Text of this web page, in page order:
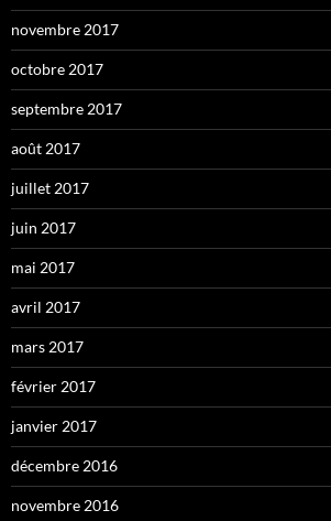
novembre 2017
octobre 2017
septembre 2017
août 2017
juillet 2017
juin 2017
mai 2017
avril 2017
mars 2017
février 2017
janvier 2017
décembre 2016
novembre 2016